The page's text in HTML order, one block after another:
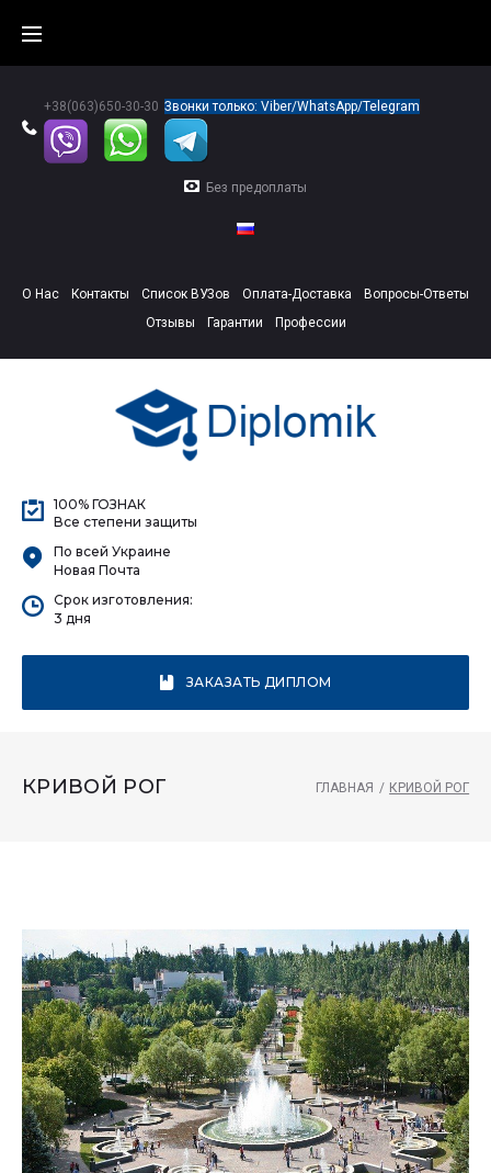
content
+38(063)650-30-30 Звонки только: Viber/WhatsApp/Telegram
Без предоплаты
О Нас Контакты Список ВУЗов Оплата-Доставка
Вопросы-Ответы
Отзывы
Гарантии Профессии
100% ГОЗНАК
Все степени защиты
По всей Украине
Новая Почта
Срок изготовления:
3 дня
ЗАКАЗАТЬ ДИПЛОМ
КРИВОЙ РОГ ГЛАВНАЯ / КРИВОЙ РОГ
Кривой
рог